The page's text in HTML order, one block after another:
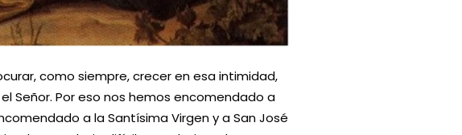
como siempre, crecer en esa intimidad,
Señor. Por eso nos hemos encomendado a
a la Santísima Virgen y a San José